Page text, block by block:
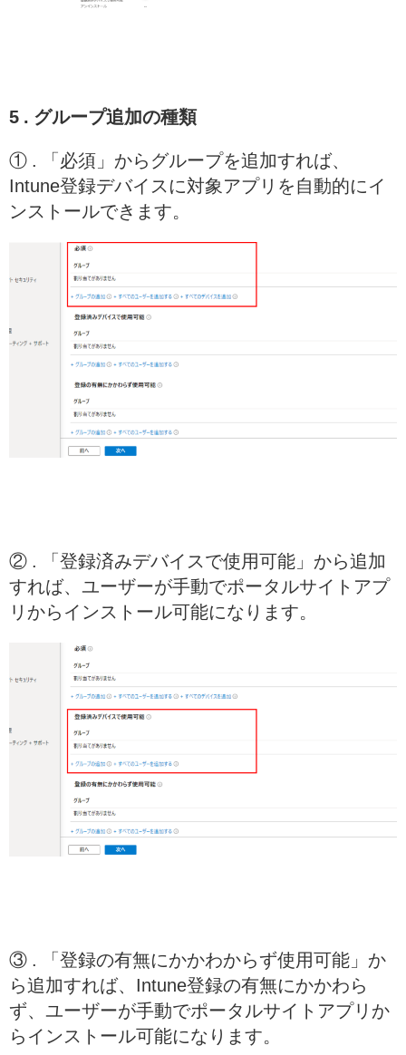
5 . グループ追加の種類
① . 「必須」からグループを追加すれば、
Intune登録デバイスに対象アプリを自動的にイ
ンストールできます。
② . 「登録済みデバイスで使用可能」から追加
すれば、ユーザーが手動でポータルサイトアプ
リからインストール可能になります。
③ . 「登録の有無にかかわからず使用可能」か
ら追加すれば、Intune登録の有無にかかわら
ず、ユーザーが手動でポータルサイトアプリか
らインストール可能になります。